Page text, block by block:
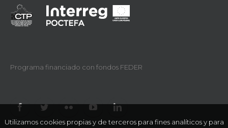
Programa financiado con fondos FEDER
Utilizamos cookies propias y de terceros para fines analíticos y para